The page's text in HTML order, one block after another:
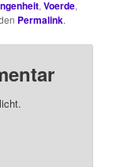
,Voerde,
Permalink.